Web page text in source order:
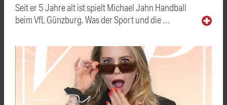
Seit er 5 Jahre alt ist spielt Michael Jahn Handball
beim VfL Günzburg. Was der Sport und die …